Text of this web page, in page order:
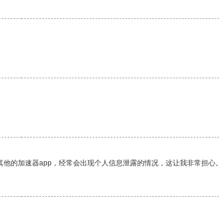
的加速器app，经常会出现个人信息泄露的情况，这让我非常担心。